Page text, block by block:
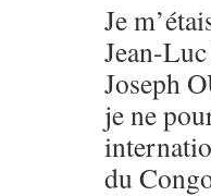
Je
Jean-
Joseph
je ne
du